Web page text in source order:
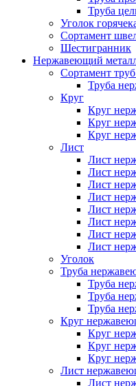
Труба
Уголок
Сортамент
Шестигранник
Нержавеющий
Сортамент
Труба
Круг
Круг
Круг
Круг
Лист
Лист
Лист
Лист
Лист
Лист
Лист
Лист
Лист
Уголок
Труба
Труба
Труба
Труба
Круг
Круг
Круг
Круг
Лист
Лист